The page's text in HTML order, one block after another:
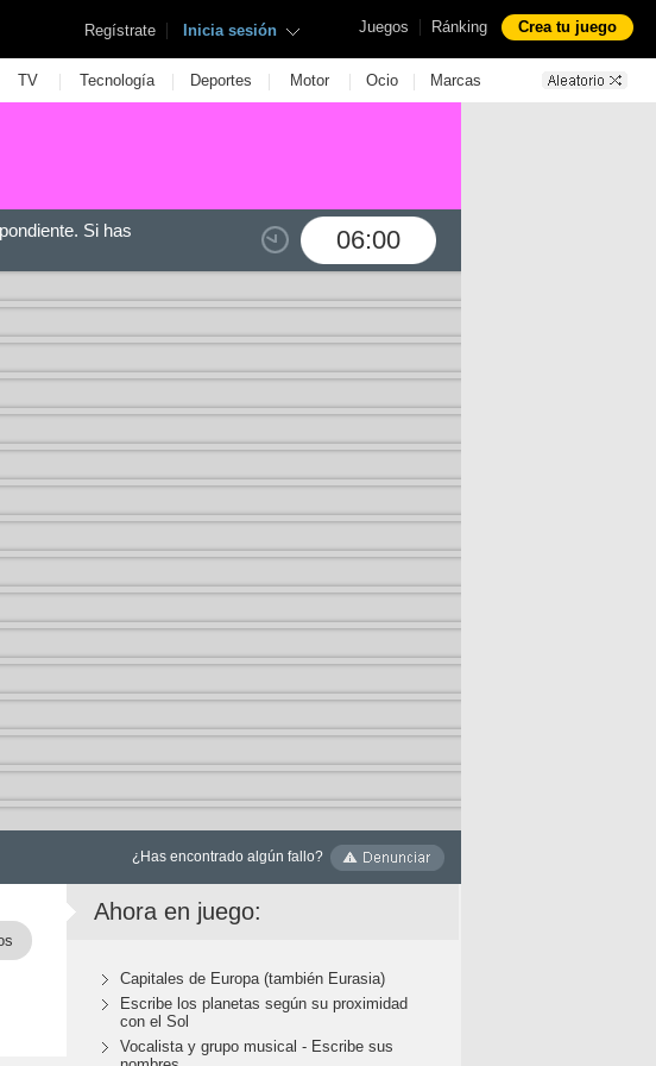
Juegos | Ránking Crea tu juego
Regístrate | Inicia sesión
TV | Tecnología | Deportes | Motor | Ocio | Marcas
06:00
Si has
¿Has encontrado algún fallo?
Ahora en juego:
Capitales de Europa (también Eurasia)
Escribe los planetas según su proximidad
con el Sol
Vocalista y grupo musical - Escribe sus